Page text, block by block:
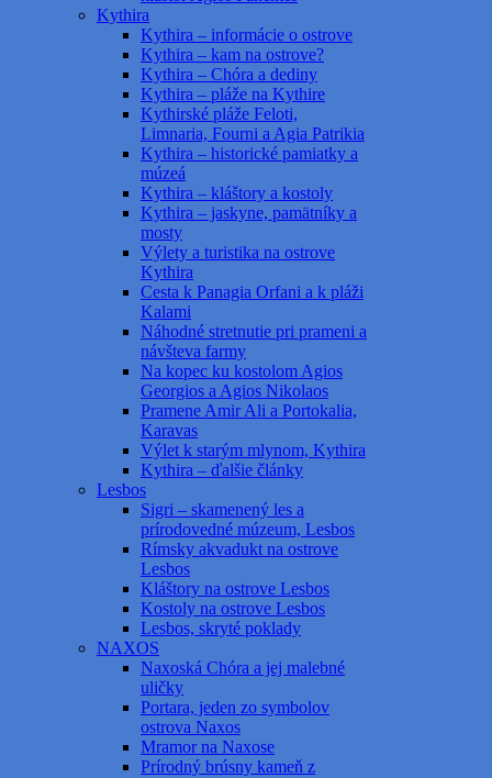
Kythira
Kythira – informácie o ostrove
Kythira – kam na ostrove?
Kythira – Chóra a dediny
Kythira – pláže na Kythire
Kythirské pláže Feloti,
Limnaria, Fourni a Agia Patrikia
Kythira – historické pamiatky a
múzeá
Kythira – kláštory a kostoly
Kythira – jaskyne, pamätníky a
mosty
Výlety a turistika na ostrove
Kythira
Cesta k Panagia Orfani a k pláži
Kalami
Náhodné stretnutie pri prameni a
návšteva farmy
Na kopec ku kostolom Agios
Georgios a Agios Nikolaos
Pramene Amir Ali a Portokalia,
Karavas
Výlet k starým mlynom, Kythira
Kythira – ďalšie články
Lesbos
Sigri – skamenený les a
prírodovedné múzeum, Lesbos
Rímsky akvadukt na ostrove
Lesbos
Kláštory na ostrove Lesbos
Kostoly na ostrove Lesbos
Lesbos, skryté poklady
NAXOS
Naxoská Chóra a jej malebné
uličky
Portara, jeden zo symbolov
ostrova Naxos
Mramor na Naxose
Prírodný brúsny kameň z